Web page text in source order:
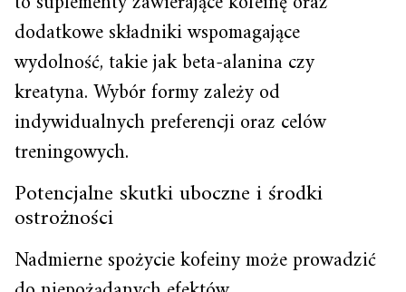
dodatkowe składniki wspomagające
wydolność, takie jak beta-alanina czy
kreatyna. Wybór formy zależy od
indywidualnych preferencji oraz celów
treningowych.
Potencjalne skutki uboczne i środki
ostrożności
Nadmierne spożycie kofeiny może prowadzić